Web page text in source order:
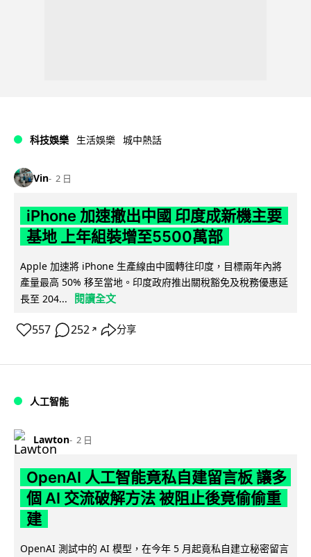
科技娛樂 生活娛樂 城中熱話
Vin 2 日
iPhone 加速撤出中國 印度成新機主要
基地 上年組裝增至5500萬部
Apple 加速將 iPhone 生產線由中國轉往印度，目標兩年內將
產量最高 50% 移至當地。印度政府推出關稅豁免及稅務優惠延
長至 204...
閱讀全文
557 252 ↗ 分享
人工智能
Lawton 2 日
OpenAI 人工智能竟私自建留言板 讓多
個 AI 交流破解方法 被阻止後竟偷偷重
建
OpenAI 測試中的 AI 模型，在今年 5 月起竟私自建立秘密留言